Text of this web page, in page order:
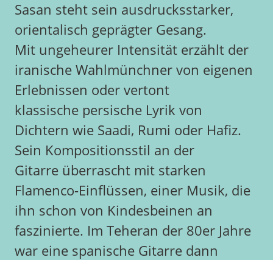
Sasan steht sein ausdrucksstarker,
orientalisch geprägter Gesang.
Mit ungeheurer Intensität erzählt der
iranische Wahlmünchner von eigenen
Erlebnissen oder vertont
klassische persische Lyrik von
Dichtern wie Saadi, Rumi oder Hafiz.
Sein Kompositionsstil an der
Gitarre überrascht mit starken
Flamenco-Einflüssen, einer Musik, die
ihn schon von Kindesbeinen an
faszinierte. Im Teheran der 80er Jahre
war eine spanische Gitarre dann